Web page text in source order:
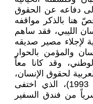
دفاعه عن الحقوق
هنا بالذكر مواقفه
الليبي، فقد ساهم
لإجلاء مصير صديقه
والمؤمن بالحوار
وقد كانا معاً
لحقوق الإنسان،
وحضرا اجتماع القاهرة (ديسمبر 1993)، الذي اختفى
من فندق السفير